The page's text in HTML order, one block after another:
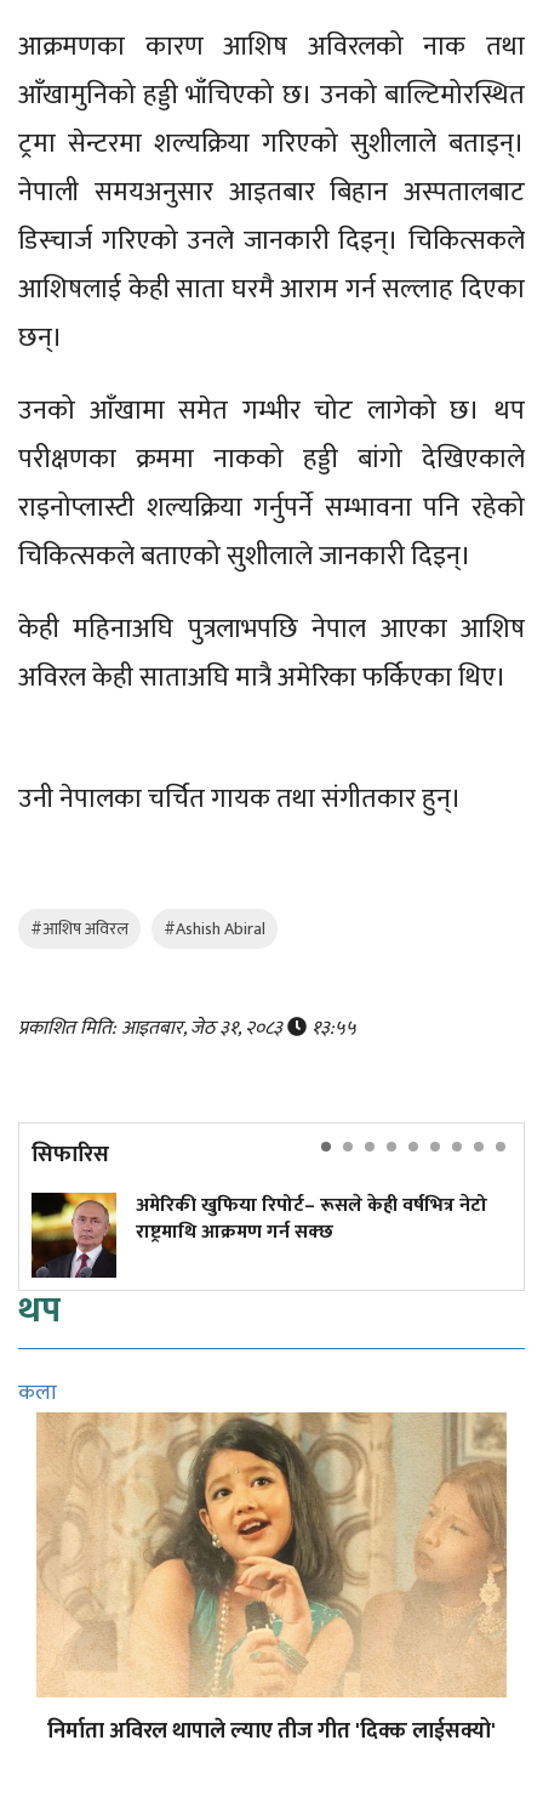
आक्रमणका कारण आशिष अविरलको नाक तथा
आँखामुनिको हड्डी भाँचिएको छ। उनको बाल्टिमोरस्थित
ट्रमा सेन्टरमा शल्यक्रिया गरिएको सुशीलाले बताइन्।
नेपाली समयअनुसार आइतबार बिहान अस्पतालबाट
डिस्चार्ज गरिएको उनले जानकारी दिइन्। चिकित्सकले
आशिषलाई केही साता घरमै आराम गर्न सल्लाह दिएका
छन्।
उनको आँखामा समेत गम्भीर चोट लागेको छ। थप
परीक्षणका क्रममा नाकको हड्डी बांगो देखिएकाले
राइनोप्लास्टी शल्यक्रिया गर्नुपर्ने सम्भावना पनि रहेको
चिकित्सकले बताएको सुशीलाले जानकारी दिइन्।
केही महिनाअघि पुत्रलाभपछि नेपाल आएका आशिष
अविरल केही साताअघि मात्रै अमेरिका फर्किएका थिए।
उनी नेपालका चर्चित गायक तथा संगीतकार हुन्।
#आशिष अविरल #Ashish Abiral
प्रकाशित मिति: आइतबार, जेठ ३१, २०८३ १३:५५
सिफारिस
अमेरिकी खुफिया रिपोर्ट– रूसले केही वर्षभित्र नेटो
राष्ट्रमाथि आक्रमण गर्न सक्छ
थप
कला
निर्माता अविरल थापाले ल्याए तीज गीत 'दिक्क लाईसक्यो'